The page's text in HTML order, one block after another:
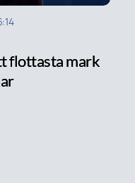
flottasta mark